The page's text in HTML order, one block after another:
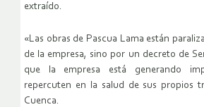
extraído.
«Las obras de Pascua Lama están
de la empresa, sino por un decreto de
que la empresa está generando
repercuten en la salud de sus propios
Cuenca.